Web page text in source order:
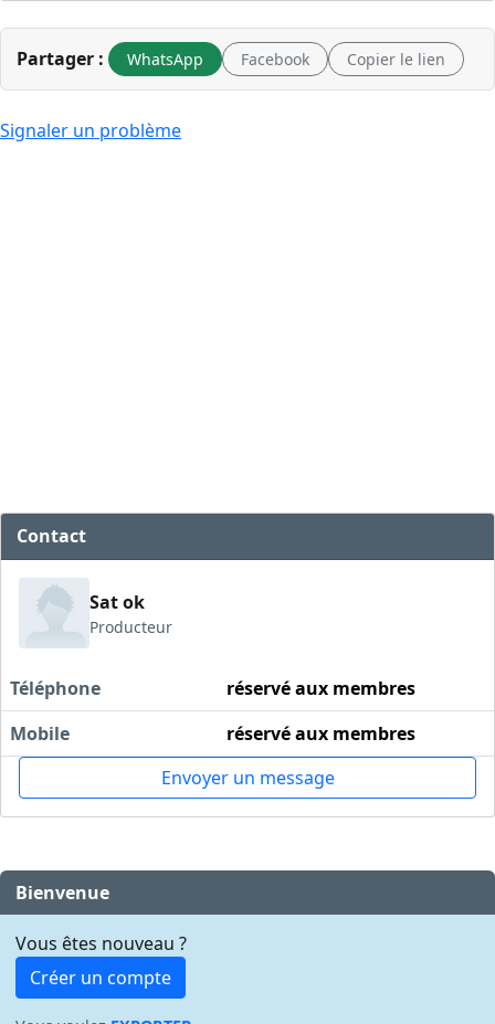
Partager : WhatsApp Facebook Copier le lien
Signaler un problème
Contact
Sat ok
Producteur
Téléphone
réservé aux membres
Mobile
réservé aux membres
Envoyer un message
Bienvenue
Vous êtes nouveau ?
Créer un compte